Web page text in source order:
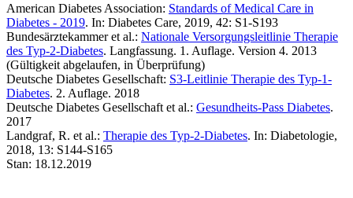
American Diabetes Association: Standards of Medical Care in
Diabetes - 2019. In: Diabetes Care, 2019, 42: S1-S193
Bundesärztekammer et al.: Nationale Versorgungsleitlinie Therapie
des Typ-2-Diabetes. Langfassung. 1. Auflage. Version 4. 2013
(Gültigkeit abgelaufen, in Überprüfung)
Deutsche Diabetes Gesellschaft: S3-Leitlinie Therapie des Typ-1-
Diabetes. 2. Auflage. 2018
Deutsche Diabetes Gesellschaft et al.: Gesundheits-Pass Diabetes.
2017
Landgraf, R. et al.: Therapie des Typ-2-Diabetes. In: Diabetologie,
2018, 13: S144-S165
Stan: 18.12.2019